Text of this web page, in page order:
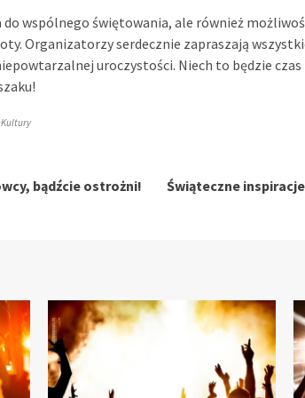
wspólnego świętowania, ale również
Organizatorzy serdecznie zapraszają
uroczystości. Niech to będzie czas
bądźcie ostrożni!
Świąteczne